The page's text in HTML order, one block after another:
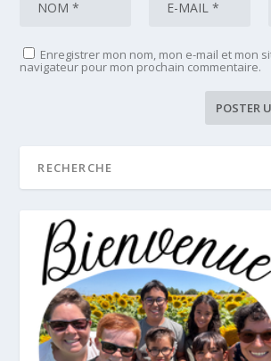
Enregistrer mon nom, mon e-mail et mon
navigateur pour mon prochain commentaire.